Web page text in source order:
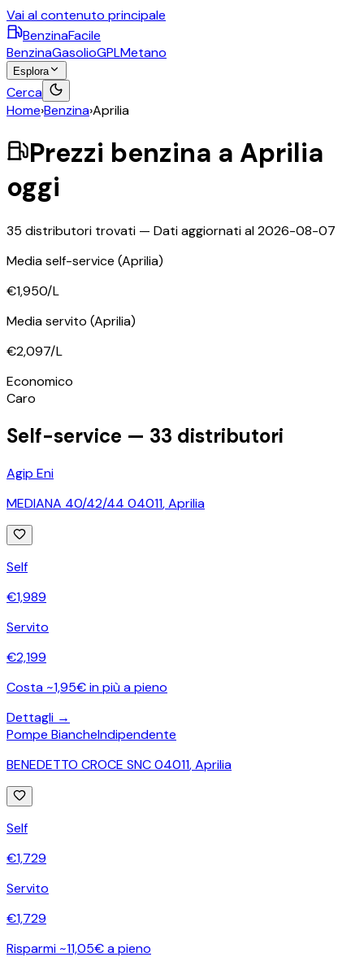
Vai al contenuto principale
BenzinaFacile
BenzinaGasolioGPLMetano
Esplora
Cerca
Home›Benzina›Aprilia
Prezzi benzina a Aprilia
oggi
35 distributori trovati — Dati aggiornati al2026-08-07
Media self-service (Aprilia)
€1,950/L
Media servito (Aprilia)
€2,097/L
Economico
Caro
Self-service — 33 distributori
Agip Eni
MEDIANA 40/42/44 04011,Aprilia
Self
€1,989
Servito
€2,199
Costa ~1,95€ in più a pieno
Dettagli →
Pompe BiancheIndipendente
BENEDETTO CROCE SNC 04011,Aprilia
Self
€1,729
Servito
€1,729
Risparmi ~11,05€ a pieno